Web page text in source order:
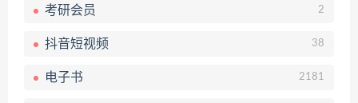
考研会员 2
抖音短视频 38
电子书 2181